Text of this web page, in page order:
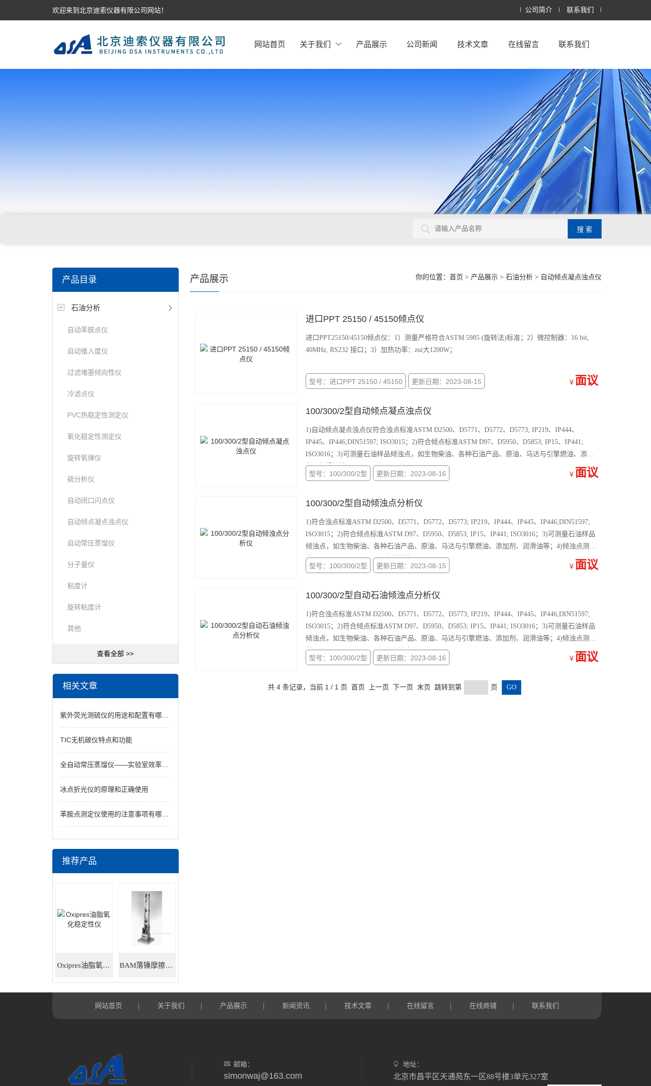
欢迎来到北京迪索仪器有限公司网站！ 公司简介 联系我们
网站首页 关于我们 产品展示 公司新闻 技术文章 在线留言 联系我们
产品目录
石油分析
自动苯胺点仪
自动锥入度仪
过滤堵塞倾向性仪
冷滤点仪
PVC热稳定性测定仪
氧化稳定性测定仪
旋转氧弹仪
硫分析仪
自动闭口闪点仪
自动倾点凝点浊点仪
自动常压蒸馏仪
分子量仪
粘度计
旋转粘度计
其他
查看全部 >>
相关文章
紫外荧光测硫仪的用途和配置有哪些呢？
TIC无机碳仪特点和功能
全自动常压蒸馏仪——实验室效率与安全的“双轮驱动”
冰点折光仪的原理和正确使用
苯胺点测定仪使用的注意事项有哪些？
推荐产品
Oxipres油脂氧化稳定性仪 BAM落锤摩擦感度仪
你的位置： 首页 > 产品展示 > 石油分析 > 自动倾点凝点浊点仪
产品展示
进口PPT 25150 / 45150倾点仪
进口PPT25150/45150倾点仪：1）测量严格符合ASTM 5985 (旋转法)标准；2）微控制器：16 bit,
40MHz, RS232 接口；3）加热功率：zui大1200W；
型号：进口PPT 25150 / 45150 更新日期：2023-08-15 ￥ 面议
100/300/2型自动倾点凝点浊点仪
1)自动倾点凝点浊点仪符合浊点标准ASTM D2500、D5771、D5772、D5773; IP219、IP444、
IP445、IP446;DIN51597; ISO3015；2)符合倾点标准ASTM D97、D5950、D5853; IP15、IP441;
ISO3016；3)可测量石油样品倾浊点，如生物柴油、各种石油产品、原油、马达与引擎燃油、添加
剂、润滑油等；
型号：100/300/2型 更新日期：2023-08-16 ￥ 面议
100/300/2型自动倾浊点分析仪
1)符合浊点标准ASTM D2500、D5771、D5772、D5773; IP219、IP444、IP445、IP446;DIN51597;
ISO3015；2)符合倾点标准ASTM D97、D5950、D5853; IP15、IP441; ISO3016；3)可测量石油样品
倾浊点，如生物柴油、各种石油产品、原油、马达与引擎燃油、添加剂、润滑油等；4)倾浊点测量
范围：+80℃~ -80℃；5)温度分辨率：0.06℃；
型号：100/300/2型 更新日期：2023-08-15 ￥ 面议
100/300/2型自动石油倾浊点分析仪
1)符合浊点标准ASTM D2500、D5771、D5772、D5773; IP219、IP444、IP445、IP446;DIN51597;
ISO3015；2)符合倾点标准ASTM D97、D5950、D5853; IP15、IP441; ISO3016；3)可测量石油样品
倾浊点，如生物柴油、各种石油产品、原油、马达与引擎燃油、添加剂、润滑油等；4)倾浊点测量
范围：+80℃~ -80℃；5)温度分辨率：0.06℃；
型号：100/300/2型 更新日期：2023-08-16 ￥ 面议
共 4 条记录，当前 1 / 1 页 首页 上一页 下一页 末页 跳转到第 页
网站首页 关于我们 产品展示 新闻资讯 技术文章 在线留言 在线商铺 联系我们
邮箱：
simonwaj@163.com
地址：
北京市昌平区天通苑东一区88号楼3单元327室